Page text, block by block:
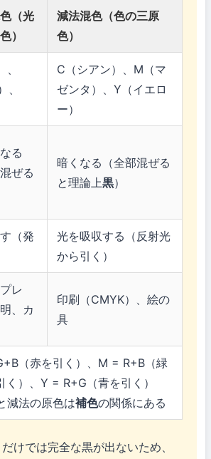
（光
）
減法混色（色の三原
色）
、
C（シアン）、M（マ
ゼンタ）、Y（イエロ
ー）
る
ぜる
暗くなる（全部混ぜる
と理論上黒）
（発
光を吸収する（反射光
から引く）
レ
、カ
印刷（CMYK）、絵の
具
（赤を引く）、M = R+B（緑
く）、Y = R+G（青を引く）
減法の原色は補色の関係にある
けでは完全な黒が出ないため、